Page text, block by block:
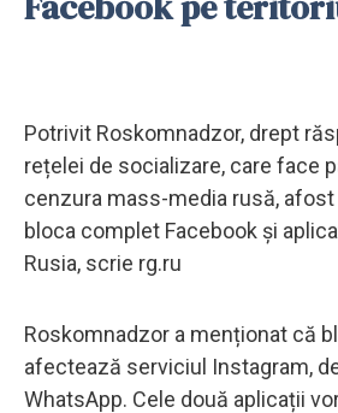
Potrivit Roskomnadzor, drept
rețelei de socializare, care face
cenzura mass-media rusă,
bloca complet Facebook și
Rusia, scrie rg.ru
Roskomnadzor a menționat că
afectează serviciul Instagram,
WhatsApp. Cele două aplicații